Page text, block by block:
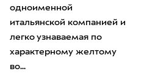
одноименной
итальянской компанией и
легко узнаваемая по
характерному желтому
во...